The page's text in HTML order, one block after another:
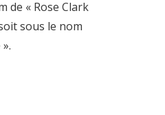
de « Rose Clark
sous le nom